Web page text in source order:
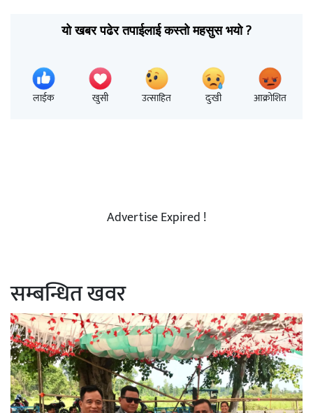
यो खबर पढेर तपाईलाई कस्तो महसुस भयो ?
लाईक खुसी उत्साहित दुःखी आक्रोशित
Advertise Expired !
सम्बन्धित खवर